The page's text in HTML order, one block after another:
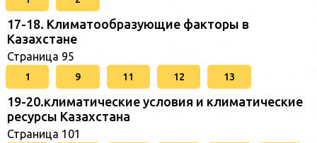
17-18. Климатообразующие факторы в
Казахстане
Страница 95
1 9 11 12 13
19-20.климатические условия и климатические
ресурсы Казахстана
Страница 101